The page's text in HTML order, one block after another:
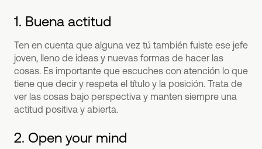
1. Buena actitud
Ten en cuenta que alguna vez tú también fuiste ese jefe
joven, lleno de ideas y nuevas formas de hacer las
cosas. Es importante que escuches con atención lo que
tiene que decir y respeta el título y la posición. Trata de
ver las cosas bajo perspectiva y manten siempre una
actitud positiva y abierta.
2. Open your mind